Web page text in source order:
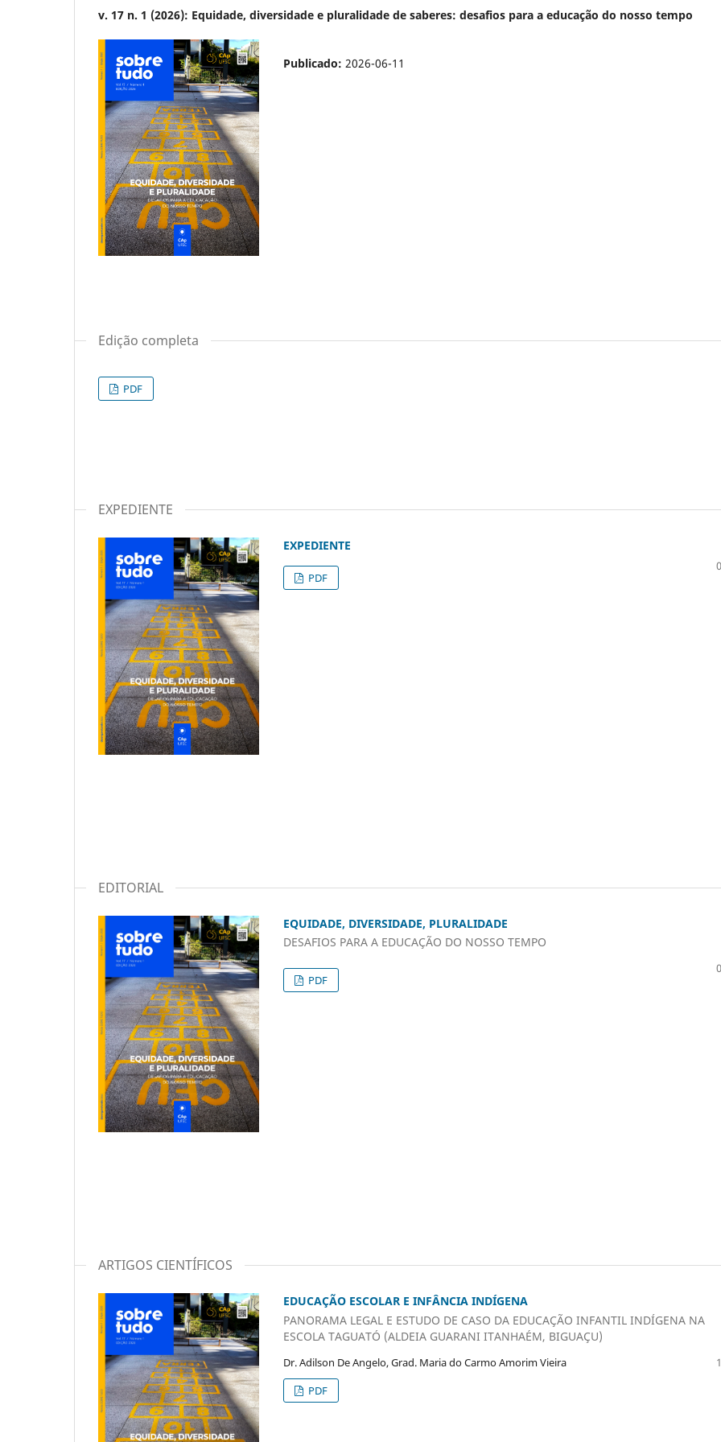
v. 17 n. 1 (2026): Equidade, diversidade e pluralidade de saberes: desafios para a educação do nosso tempo
Publicado: 2026-06-11
Edição completa
PDF
EXPEDIENTE
EXPEDIENTE
PDF
EDITORIAL
EQUIDADE, DIVERSIDADE, PLURALIDADE
DESAFIOS PARA A EDUCAÇÃO DO NOSSO TEMPO
PDF
ARTIGOS CIENTÍFICOS
EDUCAÇÃO ESCOLAR E INFÂNCIA INDÍGENA
PANORAMA LEGAL E ESTUDO DE CASO DA EDUCAÇÃO INFANTIL INDÍGENA NA
ESCOLA TAGUATÓ (ALDEIA GUARANI ITANHAÉM, BIGUAÇU)
Dr. Adilson De Angelo, Grad. Maria do Carmo Amorim Vieira
PDF